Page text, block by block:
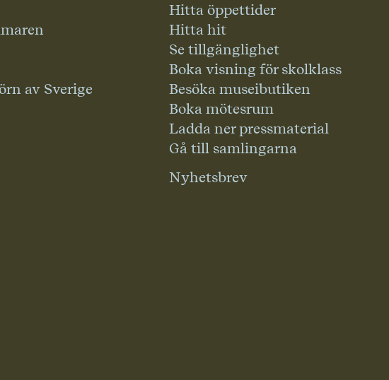
av Sverige
Hitta öppettider
Hitta hit
Se tillgänglighet
Boka visning för skolklass
Besöka museibutiken
Boka mötesrum
Ladda ner pressmaterial
Gå till samlingarna
Nyhetsbrev